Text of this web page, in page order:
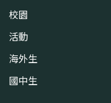
校園
活動
海外生
國中生